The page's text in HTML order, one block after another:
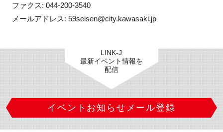
ファクス: 044-200-3540
メールアドレス: 59seisen@city.kawasaki.jp
LINK-J
最新イベント情報を
配信
イベントお知らせメール登録